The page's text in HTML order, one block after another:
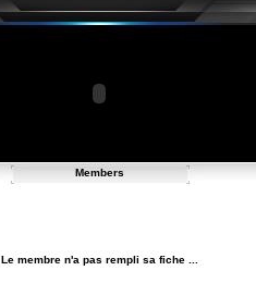
Members
Le membre n'a pas rempli sa fiche ...